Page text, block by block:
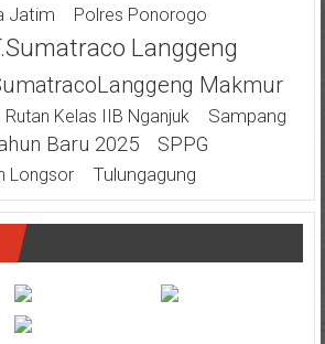
Jatim Polres Ponorogo
Langgeng
Makmur
Rutan Kelas IIB Nganjuk
Sampang
Baru 2025
SPPG
Longsor Tulungagung